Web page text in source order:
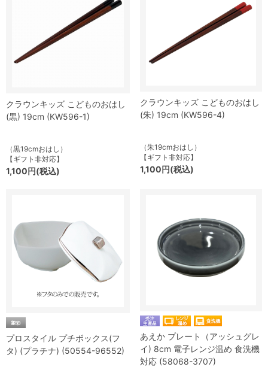
クラウンキッズ こどものおはし
(黒) 19cm (KW596-1)
（黒19cmおはし）
【ギフト非対応】
1,100円(税込)
クラウンキッズ こどものおはし
(朱) 19cm (KW596-4)
（朱19cmおはし）
【ギフト非対応】
1,100円(税込)
プロスタイル プチボックス(フ
タ) (プラチナ) (50554-96552)
あえか プレート（アッシュグレ
イ) 8cm 電子レンジ温め 食洗機
対応 (58068-3707)